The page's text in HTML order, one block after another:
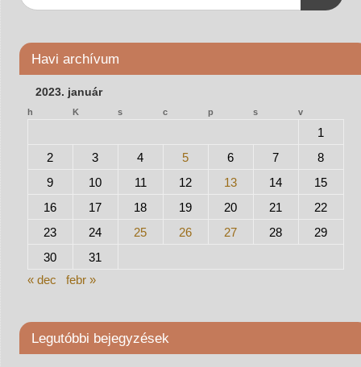
Havi archívum
2023. január
h K s c p s v
1
2
3 4 5 6 7
8
9
10 11 12 13 14
15
16
17 18 19 20 21
22
23
24 25 26 27 28
29
30
31
« dec
febr »
Legutóbbi bejegyzések